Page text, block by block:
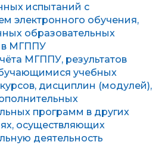
испытаний с
электронного обучения,
образовательных
в МГППУ
МГППУ, результатов
учебных
дисциплин (модулей),
программ в других
осуществляющих
деятельность